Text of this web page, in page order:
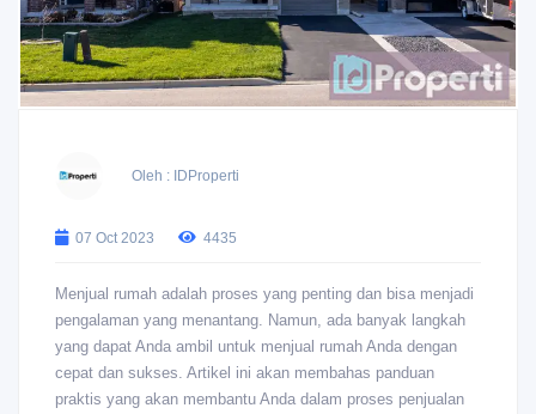
Oleh : IDProperti
07 Oct 2023 4435
Menjual rumah adalah proses yang penting dan bisa menjadi
pengalaman yang menantang. Namun, ada banyak langkah
yang dapat Anda ambil untuk menjual rumah Anda dengan
cepat dan sukses. Artikel ini akan membahas panduan
praktis yang akan membantu Anda dalam proses penjualan